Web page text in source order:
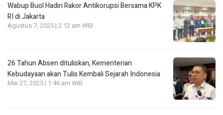
Wabup Buol Hadiri Rakor Antikorupsi Bersama KPK
RI di Jakarta
Agustus 7, 2025 | 2:12 am WIB
26 Tahun Absen dituliskan, Kementerian
Kebudayaan akan Tulis Kembali Sejarah Indonesia
Mei 27, 2025 | 1:46 am WIB